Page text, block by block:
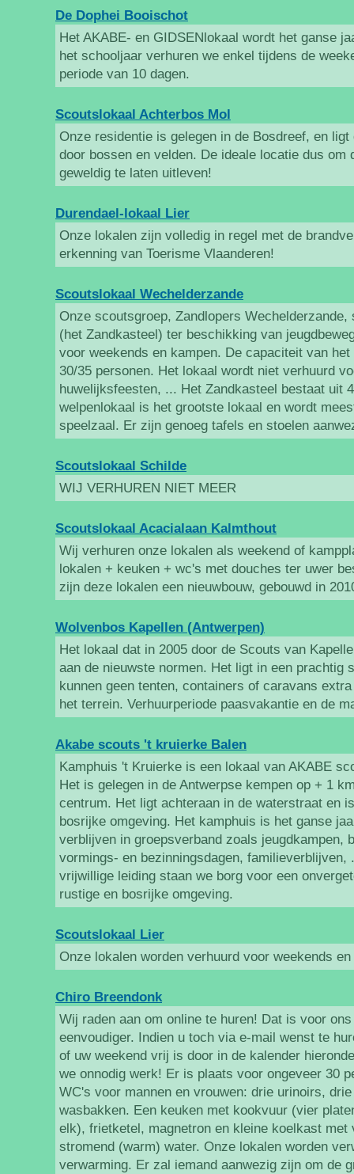
De Dophei Booischot
Het AKABE- en GIDSENlokaal wordt het ganse
het schooljaar verhuren we enkel tijdens de
periode van 10 dagen.
Scoutslokaal Achterbos Mol
Onze residentie is gelegen in de Bosdreef, en
door bossen en velden. De ideale locatie dus om
geweldig te laten uitleven!
Durendael-lokaal Lier
Onze lokalen zijn volledig in regel met de
erkenning van Toerisme Vlaanderen!
Scoutslokaal Wechelderzande
Onze scoutsgroep, Zandlopers
(het Zandkasteel) ter beschikking van
voor weekends en kampen. De capaciteit van
30/35 personen. Het lokaal wordt niet verhuurd
huwelijksfeesten, ... Het Zandkasteel bestaat uit
welpenlokaal is het grootste lokaal en wordt
speelzaal. Er zijn genoeg tafels en stoelen
Scoutslokaal Schilde
WIJ VERHUREN NIET MEER
Scoutslokaal Acacialaan Kalmthout
Wij verhuren onze lokalen als weekend of
lokalen + keuken + wc's met douches ter uwer
zijn deze lokalen een nieuwbouw, gebouwd in
Wolvenbos Kapellen (Antwerpen)
Het lokaal dat in 2005 door de Scouts van
aan de nieuwste normen. Het ligt in een prachtig
kunnen geen tenten, containers of caravans
het terrein. Verhuurperiode paasvakantie en de
Akabe scouts 't kruierke Balen
Kamphuis 't Kruierke is een lokaal van AKABE
Het is gelegen in de Antwerpse kempen op + 1
centrum. Het ligt achteraan in de waterstraat en
bosrijke omgeving. Het kamphuis is het ganse
verblijven in groepsverband zoals jeugdkampen,
vormings- en bezinningsdagen, familieverblijven,
vrijwillige leiding staan we borg voor een
rustige en bosrijke omgeving.
Scoutslokaal Lier
Onze lokalen worden verhuurd voor weekends
Chiro Breendonk
Wij raden aan om online te huren! Dat is voor
eenvoudiger. Indien u toch via e-mail wenst te
of uw weekend vrij is door in de kalender
we onnodig werk! Er is plaats voor ongeveer 30
WC's voor mannen en vrouwen: drie urinoirs,
wasbakken. Een keuken met kookvuur (vier
elk), frietketel, magnetron en kleine koelkast met
stromend (warm) water. Onze lokalen worden
verwarming. Er zal iemand aanwezig zijn om de